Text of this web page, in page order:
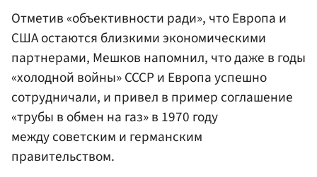
Отметив «объективности ради», что Европа и
США остаются близкими экономическими
партнерами, Мешков напомнил, что даже в годы
«холодной войны» СССР и Европа успешно
сотрудничали, и привел в пример соглашение
«трубы в обмен на газ» в 1970 году
между советским и германским
правительством.